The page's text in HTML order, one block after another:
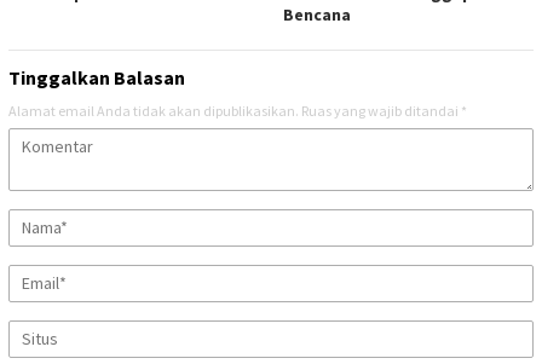
Bencana
Tinggalkan Balasan
Alamat email Anda tidak akan dipublikasikan. Ruas yang wajib ditandai *